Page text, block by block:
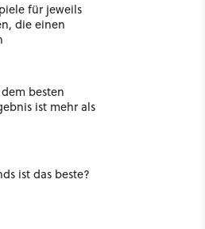
für jeweils
die einen
besten
ist mehr als
ist das beste?